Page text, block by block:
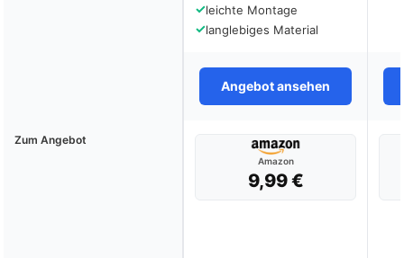
✓leichte Montage
✓langlebiges Material
Angebot ansehen
Zum Angebot
Amazon
9,99 €